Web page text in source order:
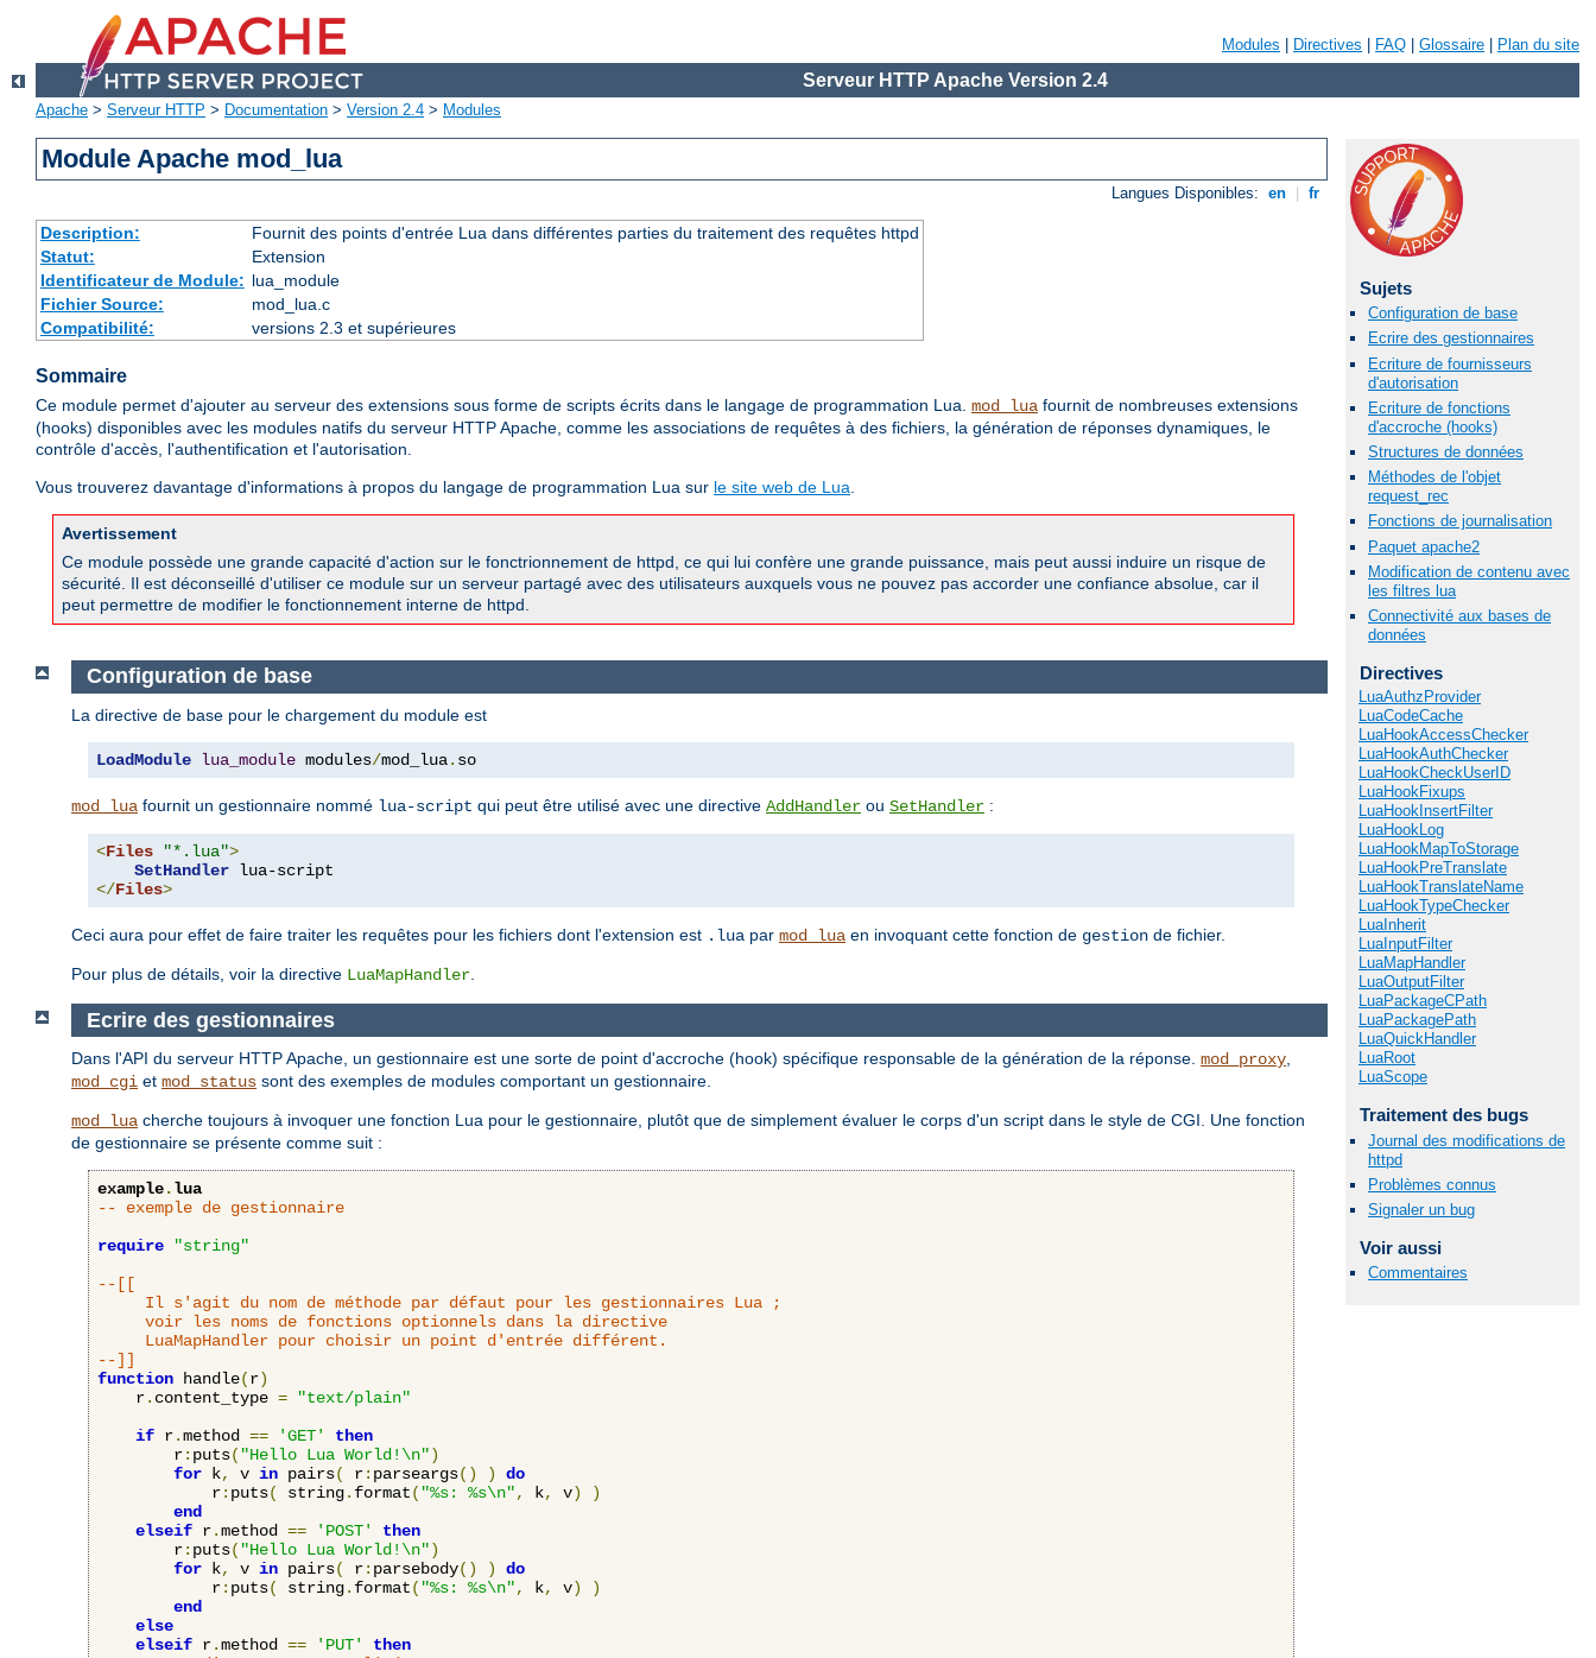
Modules Directives FAQ Glossaire Plan du site
Serveur HTTP Apache Version 2.4
Apache > Serveur HTTP > Documentation > Version 2.4 > Modules
Module Apache mod_lua
Langues Disponibles: en fr
Description:
Fournit des points d'entrée Lua dans différentes parties du traitement des requêtes httpd
Statut:
Extension
Identificateur de Module: lua_module
Fichier Source:
mod_lua.c
Compatibilité:
versions 2.3 et supérieures
Sommaire
Ce module permet d'ajouter au serveur des extensions sous forme de scripts écrits dans le langage de programmation Lua. mod_lua fournit de nombreuses extensions
(hooks) disponibles avec les modules natifs du serveur HTTP Apache, comme les associations de requêtes à des fichiers, la génération de réponses dynamiques, le
contrôle d'accès, l'authentification et l'autorisation.
Vous trouverez davantage d'informations à propos du langage de programmation Lua sur le site web de Lua.
Avertissement
Ce module possède une grande capacité d'action sur le fonctrionnement de httpd, ce qui lui confère une grande puissance, mais peut aussi induire un risque de
sécurité. Il est déconseillé d'utiliser ce module sur un serveur partagé avec des utilisateurs auxquels vous ne pouvez pas accorder une confiance absolue, car il
peut permettre de modifier le fonctionnement interne de httpd.
Sujets
Configuration de base
Ecrire des gestionnaires
Ecriture de fournisseurs
d'autorisation
Ecriture de fonctions
d'accroche (hooks)
Structures de données
Méthodes de l'objet
request_rec
Fonctions de journalisation
Paquet apache2
Modification de contenu avec
les filtres lua
Connectivité aux bases de
données
Directives
LuaAuthzProvider
LuaCodeCache
LuaHookAccessChecker
LuaHookAuthChecker
LuaHookCheckUserID
LuaHookFixups
LuaHookInsertFilter
LuaHookLog
LuaHookMapToStorage
LuaHookPreTranslate
LuaHookTranslateName
LuaHookTypeChecker
LuaInherit
LuaInputFilter
LuaMapHandler
LuaOutputFilter
LuaPackageCPath
LuaPackagePath
LuaQuickHandler
LuaRoot
LuaScope
Traitement des bugs
Journal des modifications de
httpd
Problèmes connus
Signaler un bug
Voir aussi
Commentaires
Configuration de base
La directive de base pour le chargement du module est
LoadModule lua_module modules/mod_lua. so
mod_lua fournit un gestionnaire nommé lua-script qui peut être utilisé avec une directive AddHandler ou SetHandler :
<Files "*.lua">
SetHandler
</Files>
Ceci aura pour effet de faire traiter les requêtes pour les fichiers dont l'extension est .lua par mod_lua en invoquant cette fonction de gestion de fichier.
Pour plus de détails, voir la directive LuaMapHandler
Ecrire des gestionnaires
Dans l'API du serveur HTTP Apache, un gestionnaire est une sorte de point d'accroche (hook) spécifique responsable de la génération de la réponse. mod_proxy,
mod_cgi et mod_status sont des exemples de modules comportant un gestionnaire.
mod_lua cherche toujours à invoquer une fonction Lua pour le gestionnaire, plutôt que de simplement évaluer le corps d'un script dans le style de CGI. Une fonction
de gestionnaire se présente comme suit :
example.lua
-- exemple de gestionnaire
require
"string"
--[[
     Il s'agit du nom de méthode par défaut pour les gestionnaires Lua ;
     voir les noms de fonctions optionnels dans la directive
     LuaMapHandler pour choisir un point d'entrée différent.
--]]
function handle(r)
    r
. content_type =
"text/plain"
if r.method == 'GET'
then
    	r
: puts( "Hello Lua World!\n")
for k, v in pairs( r: parseargs() )
do
            r
: puts( string. format( "%s: %s\n", k, v)
)
end
elseif r.method == 'POST'
then
    	r
: puts( "Hello Lua World!\n")
for k, v in pairs( r: parsebody() )
do
            r
: puts( string. format( "%s: %s\n", k, v)
)
end
else
elseif r.method == 'PUT'
then